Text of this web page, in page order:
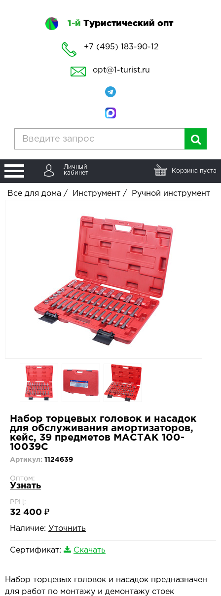
1-й Туристический опт
+7 (495) 183-90-12
opt@1-turist.ru
Личный
кабинет
Корзина пуста
Все для дома / Инструмент / Ручной инструмент
Набор торцевых головок и насадок
для обслуживания амортизаторов,
кейс, 39 предметов МАСТАК 100-
10039C
Артикул: 1124639
Оптом:
Узнать
РРЦ:
32 400 ₽
Наличие: Уточнить
Сертификат: Скачать
Набор торцевых головок и насадок предназначен
для работ по монтажу и демонтажу стоек